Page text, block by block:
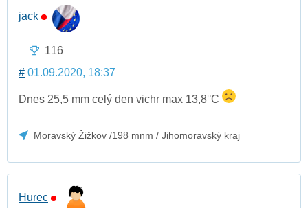
jack
116
# 01.09.2020, 18:37
Dnes 25,5 mm celý den vichr max 13,8°C
Moravský Žižkov /198 mnm / Jihomoravský kraj
Hurec